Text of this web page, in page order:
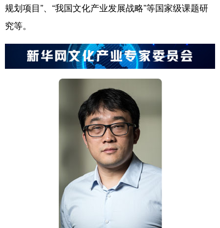
规划项目”、“我国文化产业发展战略”等国家级课题研
究等。